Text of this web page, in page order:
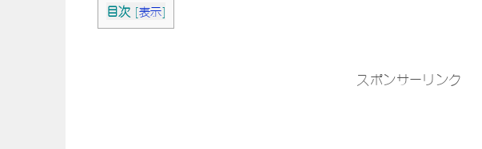
目次 [表示]
スポンサーリンク